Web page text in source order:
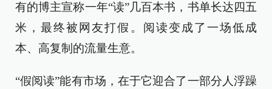
有的博主宣称一年“读”几百本书，书单长达四五
米，最终被网友打假。阅读变成了一场低成
本、高复制的流量生意。
“假阅读”能有市场，在于它迎合了一部分人浮躁